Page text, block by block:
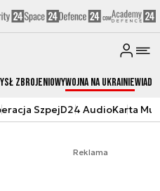
ZbrojeniowyWojna na Ukrainie
SzpejD24 AudioKarta
Reklama